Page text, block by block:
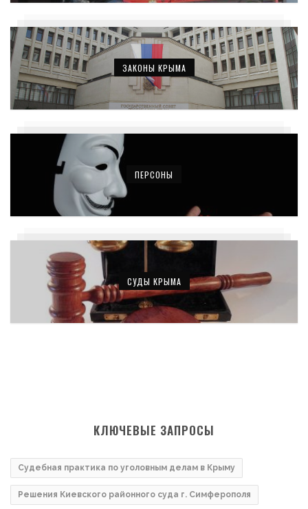
ЗАКОНЫ КРЫМА
ПЕРСОНЫ
СУДЫ КРЫМА
КЛЮЧЕВЫЕ ЗАПРОСЫ
Судебная практика по уголовным делам в Крыму
Решения Киевского районного суда г. Симферополя